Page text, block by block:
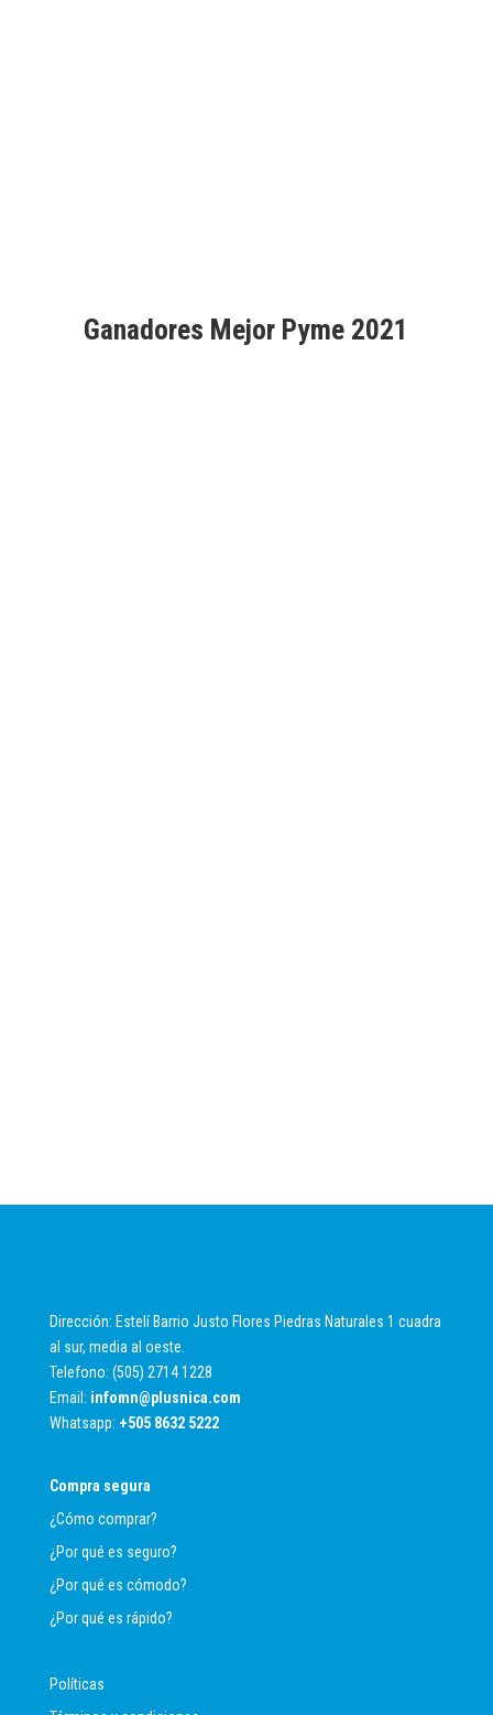
Ganadores Mejor Pyme 2021
Dirección: Estelí Barrio Justo Flores Piedras Naturales 1 cuadra
al sur, media al oeste.
Telefono: (505) 2714 1228
Email: infomn@plusnica.com
Whatsapp: +505 8632 5222
Compra segura
¿Cómo comprar?
¿Por qué es seguro?
¿Por qué es cómodo?
¿Por qué es rápido?
Políticas